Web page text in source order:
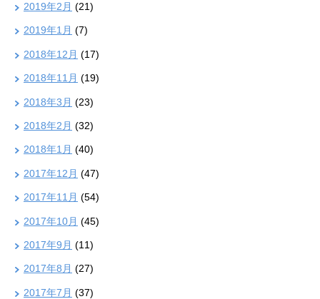
2019年2月 (21)
2019年1月 (7)
2018年12月 (17)
2018年11月 (19)
2018年3月 (23)
2018年2月 (32)
2018年1月 (40)
2017年12月 (47)
2017年11月 (54)
2017年10月 (45)
2017年9月 (11)
2017年8月 (27)
2017年7月 (37)